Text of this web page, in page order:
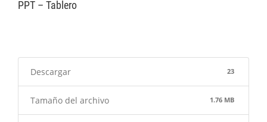
PPT – Tablero
Descargar 23
Tamaño del archivo 1.76 MB